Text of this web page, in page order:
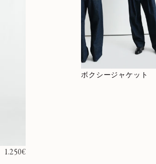
通常価格
1.250€
ボクシージャケット